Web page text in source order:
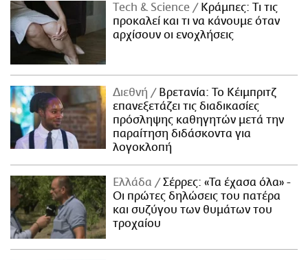
Τech & Science
Κράμπες: Τι τις
προκαλεί και τι να κάνουμε όταν
αρχίσουν οι ενοχλήσεις
Διεθνή
Βρετανία: Το Κέιμπριτζ
επανεξετάζει τις διαδικασίες
πρόσληψης καθηγητών μετά την
παραίτηση διδάσκοντα για
λογοκλοπή
Ελλάδα
Σέρρες: «Τα έχασα όλα» -
Οι πρώτες δηλώσεις του πατέρα
και συζύγου των θυμάτων του
τροχαίου